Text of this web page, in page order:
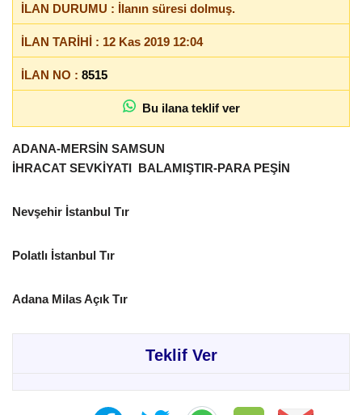
İLAN DURUMU : İlanın süresi dolmuş.
İLAN TARİHİ : 12 Kas 2019 12:04
İLAN NO : 8515
Bu ilana teklif ver
ADANA-MERSİN SAMSUN
İHRACAT SEVKİYATI BALAMIŞTIR-PARA PEŞİN
Nevşehir İstanbul Tır
Polatlı İstanbul Tır
Adana Milas Açık Tır
Teklif Ver